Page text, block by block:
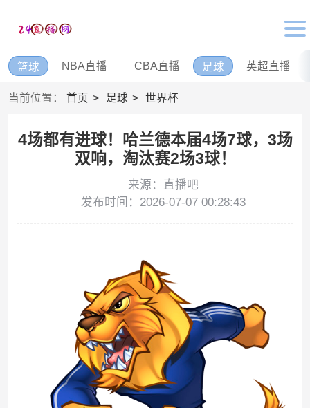
篮球 NBA直播 CBA直播 足球 英超直播
当前位置： 首页 足球 世界杯
4场都有进球！哈兰德本届4场7球，3场
双响，淘汰赛2场3球！
来源：直播吧
发布时间：2026-07-07 00:28:43